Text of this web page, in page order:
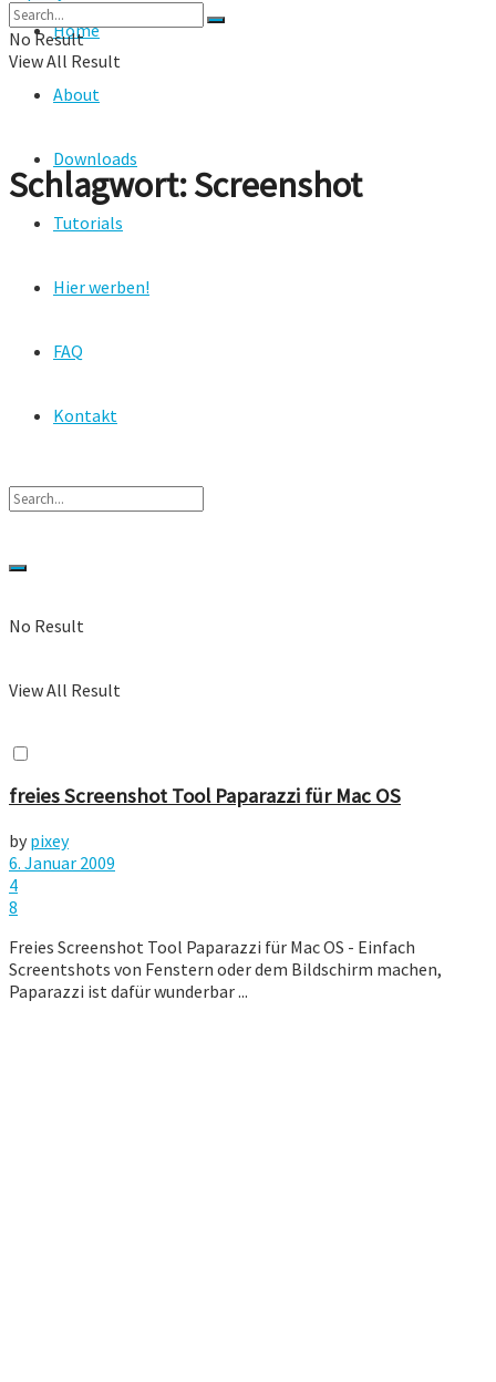
Home
About
Downloads
Tutorials
Hier werben!
FAQ
Kontakt
No Result
View All Result
No Result
View All Result
Schlagwort:Screenshot
freies Screenshot Tool Paparazzi für Mac OS
by pixey
6. Januar 2009
4
8
Freies Screenshot Tool Paparazzi für Mac OS - Einfach
Screentshots von Fenstern oder dem Bildschirm machen,
Paparazzi ist dafür wunderbar ...